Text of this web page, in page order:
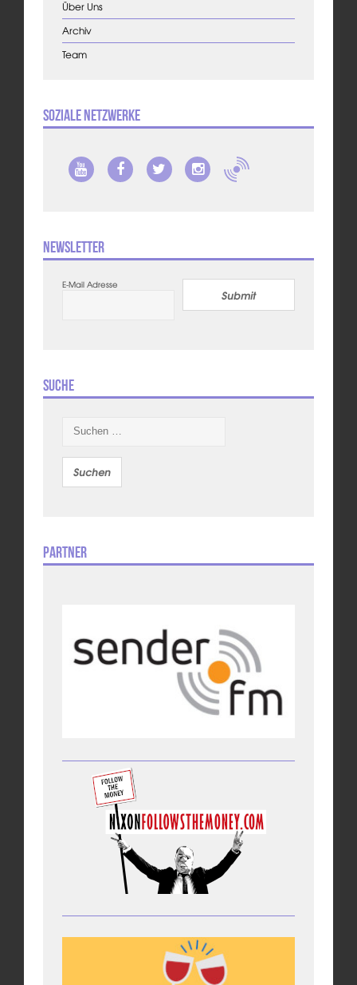
Über Uns
Archiv
Team
Soziale Netzwerke
Newsletter
E-Mail Adresse
Submit
Suche
nach:
Partner